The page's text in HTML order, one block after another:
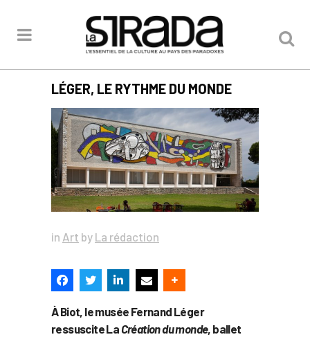
LÉGER, LE RYTHME DU MONDE
in Art by La rédaction
À Biot, le musée Fernand Léger
ressuscite La Création du monde, ballet